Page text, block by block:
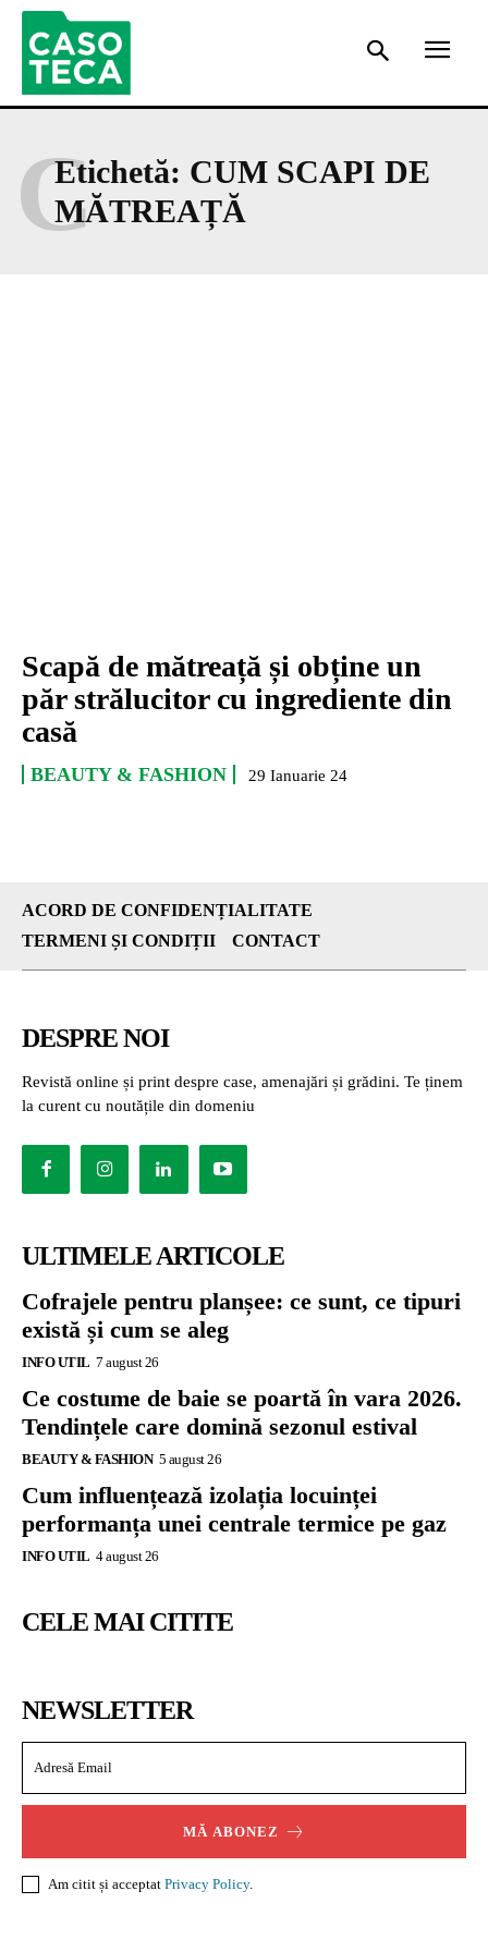
Etichetă: CUM SCAPI DE
MĂTREAȚĂ
C
Scapă de mătreață și obține un
păr strălucitor cu ingrediente din
casă
BEAUTY & FASHION 29 Ianuarie 24
ACORD DE CONFIDENȚIALITATE
TERMENI ȘI CONDIȚII
CONTACT
DESPRE NOI
Revistă online și print despre case, amenajări și grădini. Te ținem
la curent cu noutățile din domeniu
ULTIMELE ARTICOLE
Cofrajele pentru planșee: ce sunt, ce tipuri
există și cum se aleg
INFO UTIL 7 august 26
Ce costume de baie se poartă în vara 2026.
Tendințele care domină sezonul estival
BEAUTY & FASHION 5 august 26
Cum influențează izolația locuinței
performanța unei centrale termice pe gaz
INFO UTIL 4 august 26
CELE MAI CITITE
NEWSLETTER
MĂ ABONEZ
Am citit și acceptat Privacy Policy.